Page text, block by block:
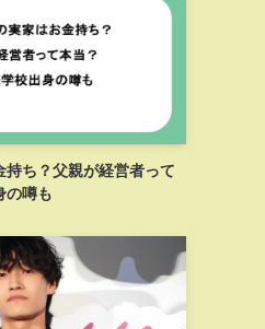
ち？父親が経営者って
の噂も